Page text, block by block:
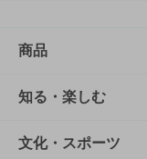
商品
商品TOP
商品一覧
知る・楽しむ
知る・楽しむTOP
文化・スポーツ